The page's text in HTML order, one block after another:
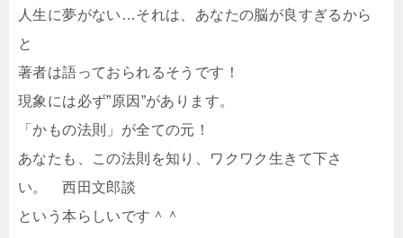
人生に夢がない…それは、あなたの脳が良すぎるから
と
著者は語っておられるそうです！
現象には必ず”原因”があります。
「かもの法則」が全ての元！
あなたも、この法則を知り、ワクワク生きて下さ
い。 西田文郎談
という本らしいです＾＾